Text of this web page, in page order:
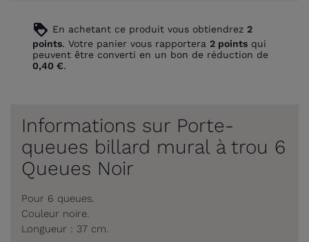
loyalty En achetant ce produit vous obtiendrez 2
points. Votre panier vous rapportera 2 points qui
peuvent être converti en un bon de réduction de
0,40 €.
Informations sur Porte-
queues billard mural à trou 6
Queues Noir
Pour 6 queues.
Couleur noire.
Longueur : 37 cm.